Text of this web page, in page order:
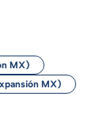
MX)
MX)